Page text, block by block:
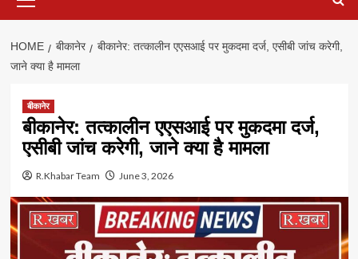
Menu
HOME बीकानेर
बीकानेर: तत्कालीन एएसआई पर मुकदमा दर्ज, एसीबी जांच करेगी,
जाने क्या है मामला
बीकानेर
बीकानेर: तत्कालीन एएसआई पर मुकदमा दर्ज,
एसीबी जांच करेगी, जाने क्या है मामला
R.Khabar Team June 3, 2026